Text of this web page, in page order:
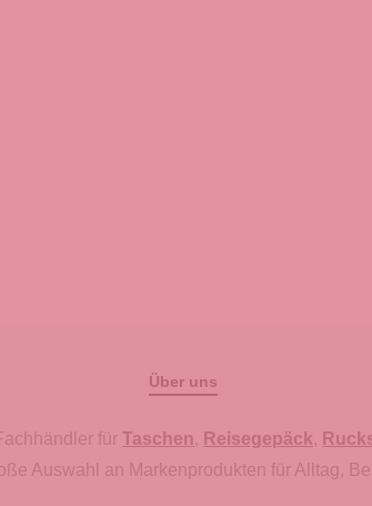
Über uns
für Taschen, Reisegepäck,
Auswahl an Markenprodukten für Alltag,